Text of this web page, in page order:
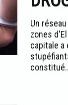
Un
zones
capitale a